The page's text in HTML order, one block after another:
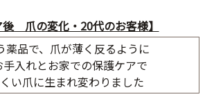
後 爪の変化・20代のお客様】
薬品で、爪が薄く反るように
入れとお家での保護ケアで
い爪に生まれ変わりました